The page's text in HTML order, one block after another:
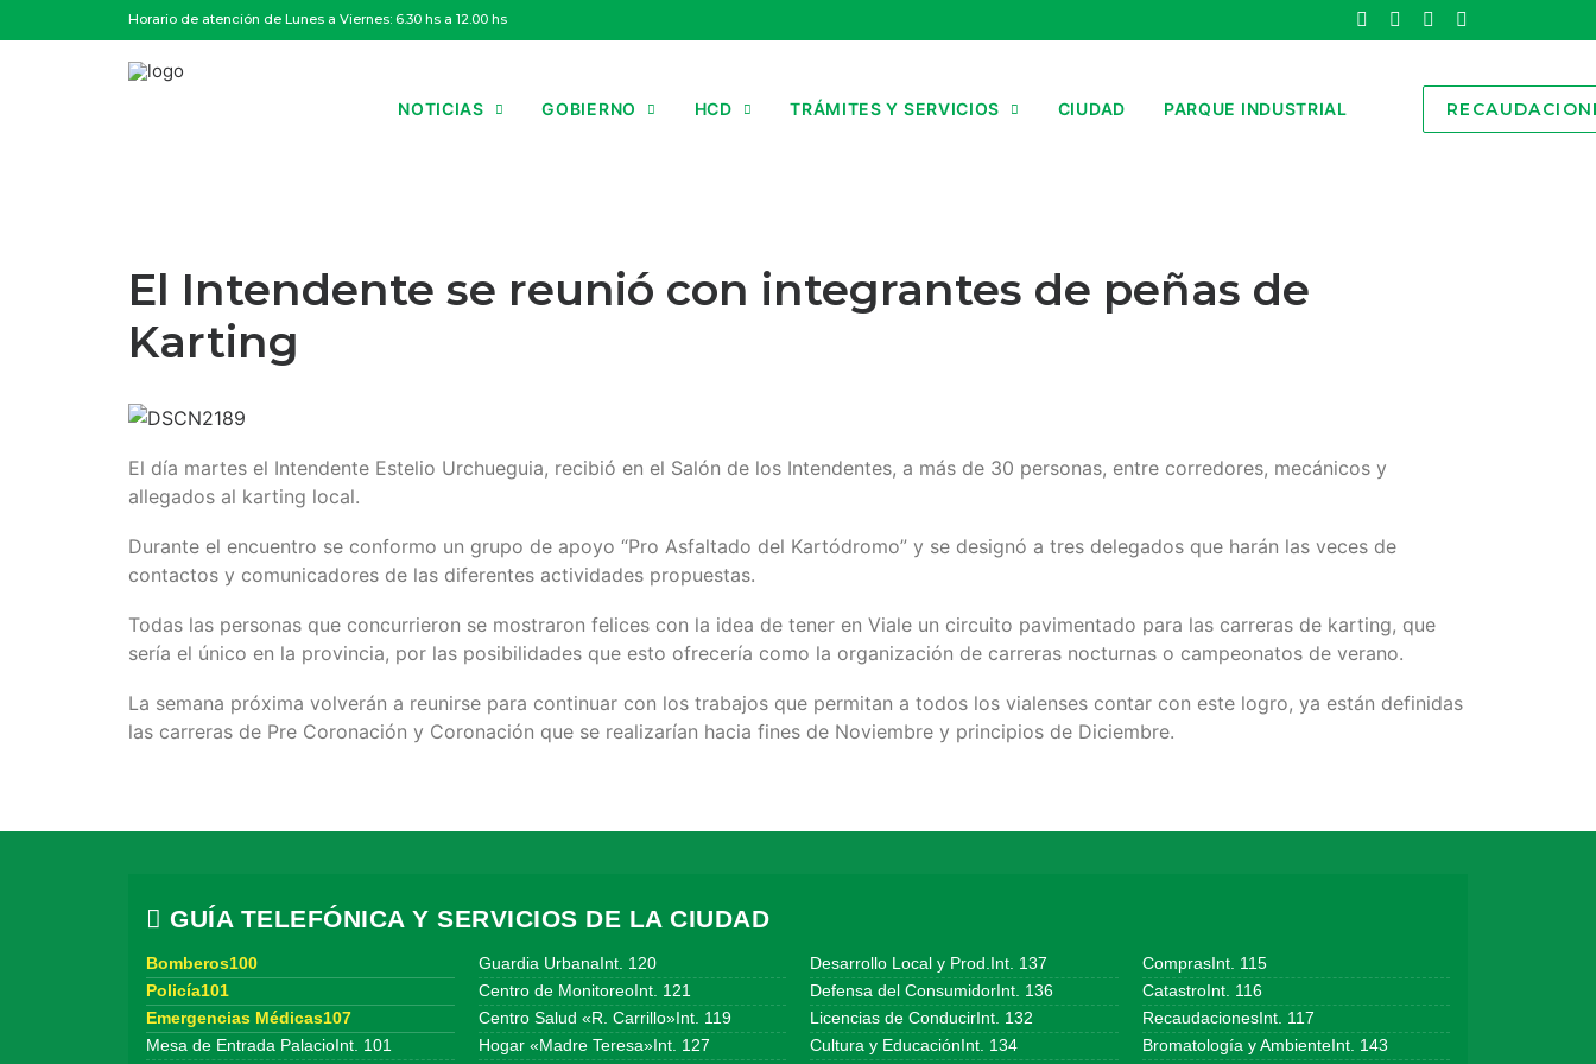
Horario de atención de Lunes a Viernes: 6.30 hs a 12.00 hs
NOTICIAS GOBIERNO HCD TRÁMITES Y SERVICIOS CIUDAD PARQUE INDUSTRIAL
El Intendente se reunió con integrantes de peñas de
Karting
El día martes el Intendente Estelio Urchueguia, recibió en el Salón de los Intendentes, a más de 30 personas, entre corredores, mecánicos y
allegados al karting local.
Durante el encuentro se conformo un grupo de apoyo “Pro Asfaltado del Kartódromo” y se designó a tres delegados que harán las veces de
contactos y comunicadores de las diferentes actividades propuestas.
Todas las personas que concurrieron se mostraron felices con la idea de tener en Viale un circuito pavimentado para las carreras de karting, que
sería el único en la provincia, por las posibilidades que esto ofrecería como la organización de carreras nocturnas o campeonatos de verano.
La semana próxima volverán a reunirse para continuar con los trabajos que permitan a todos los vialenses contar con este logro, ya están definidas
las carreras de Pre Coronación y Coronación que se realizarían hacia fines de Noviembre y principios de Diciembre.
GUÍA TELEFÓNICA Y SERVICIOS DE LA CIUDAD
Bomberos100
Policía101
Emergencias Médicas107
Mesa de Entrada PalacioInt. 101
Guardia UrbanaInt. 120
Centro de MonitoreoInt. 121
Centro Salud «R. Carrillo»Int. 119
Hogar «Madre Teresa»Int. 127
Desarrollo Local y Prod.Int. 137
Defensa del ConsumidorInt. 136
Licencias de ConducirInt. 132
Cultura y EducaciónInt. 134
ComprasInt. 115
CatastroInt. 116
RecaudacionesInt. 117
Bromatología y AmbienteInt. 143